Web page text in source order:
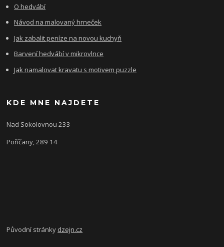
O hedvábí
Návod na malovaný hrneček
Jak zabalit peníze na novou kuchyň
Barvení hedvábí v mikrovlnce
Jak namalovat kravatu s motivem puzzle
KDE MNE NAJDETE
Nad Sokolovnou 233
Poříčany, 289 14
Původní stránky dzejn.cz